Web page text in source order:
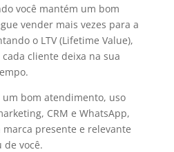
você mantém um bom
vender mais vezes para a
o LTV (Lifetime Value),
cliente deixa na sua
um bom atendimento, uso
CRM e WhatsApp,
presente e relevante
de você.